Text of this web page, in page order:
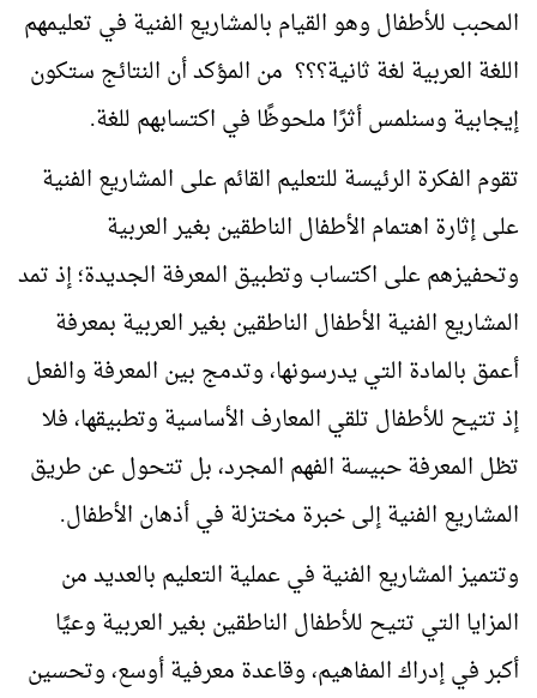
المحبب للأطفال وهو القيام بالمشاريع الفنية في تعليمهم
اللغة العربية لغة ثانية؟؟؟ من المؤكد أن النتائج ستكون
إيجابية وسنلمس أثرًا ملحوظًا في اكتسابهم للغة.
تقوم الفكرة الرئيسة للتعليم القائم على المشاريع الفنية
على إثارة اهتمام الأطفال الناطقين بغير العربية
وتحفيزهم على اكتساب وتطبيق المعرفة الجديدة؛ إذ تمد
المشاريع الفنية الأطفال الناطقين بغير العربية بمعرفة
أعمق بالمادة التي يدرسونها، وتدمج بين المعرفة والفعل
إذ تتيح للأطفال تلقي المعارف الأساسية وتطبيقها، فلا
تظل المعرفة حبيسة الفهم المجرد، بل تتحول عن طريق
المشاريع الفنية إلى خبرة مختزلة في أذهان الأطفال.
وتتميز المشاريع الفنية في عملية التعليم بالعديد من
المزايا التي تتيح للأطفال الناطقين بغير العربية وعيًا
أكبر في إدراك المفاهيم، وقاعدة معرفية أوسع، وتحسين